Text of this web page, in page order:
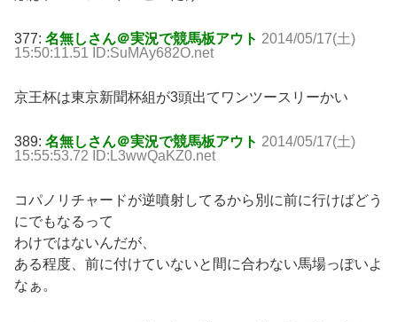
377: 名無しさん＠実況で競馬板アウト 2014/05/17(土)
15:50:11.51 ID:SuMAy682O.net
京王杯は東京新聞杯組が3頭出てワンツースリーかい
389: 名無しさん＠実況で競馬板アウト 2014/05/17(土)
15:55:53.72 ID:L3wwQaKZ0.net
コパノリチャードが逆噴射してるから別に前に行けばどう
にでもなるって
わけではないんだが、
ある程度、前に付けていないと間に合わない馬場っぽいよ
なぁ。